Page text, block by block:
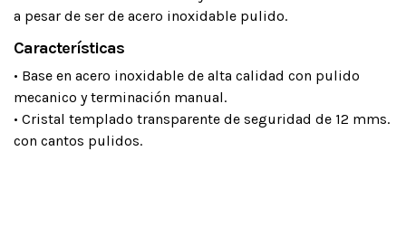
a pesar de ser de acero inoxidable pulido.
Características
• Base en acero inoxidable de alta calidad con pulido
mecanico y terminación manual.
• Cristal templado transparente de seguridad de 12 mms.
con cantos pulidos.